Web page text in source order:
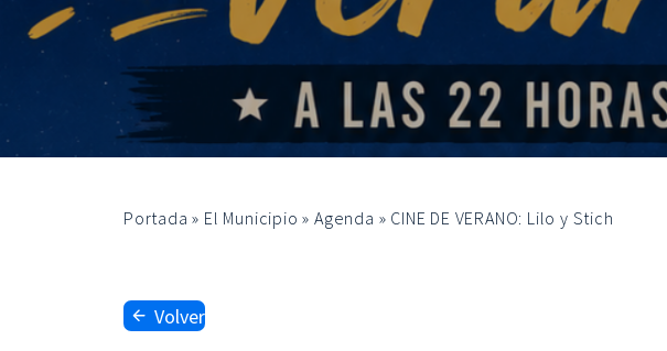
Portada » El Municipio »Agenda » CINE DE VERANO: Lilo y Stich
Volver